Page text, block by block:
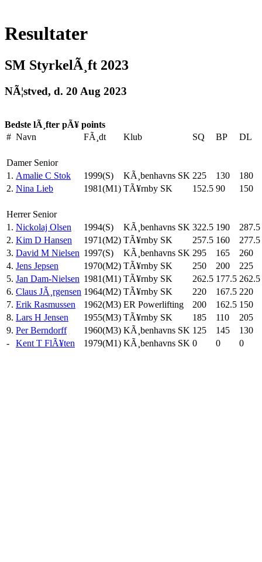
Resultater
SM StyrkelÃ¸ft 2023
NÃ¦stved, d. 20 Aug 2023
Bedste lÃ¸fter pÃ¥ points
# Navn FÃ¸dt Klub SQ BP DL
Damer Senior
1. Amalie C Stok 1999(S) KÃ¸benhavns SK 225 130
180
2. Nina Lieb 1981(M1) TÃ¥rnby SK 152.5 90 150
Herrer Senior
1. Nickolaj Olsen 1994(S) KÃ¸benhavns SK 322.5 190
287.5
2. Kim D Hansen 1971(M2) TÃ¥rnby SK 257.5 160
277.5
3. David M Nielsen 1997(S) KÃ¸benhavns SK 295 165
260
4. Jens Jepsen 1970(M2) TÃ¥rnby SK 250 200
225
5. Jan Dam-Nielsen 1981(M1) TÃ¥rnby SK 262.5 177.5 262.5
6. Claus JÃ¸rgensen 1964(M2) TÃ¥rnby SK 220 167.5 220
7. Erik Rasmussen 1962(M3) ER Powerlifting 200 162.5 150
8. Lars H Jensen 1955(M3) TÃ¥rnby SK 185 110
205
9. Per Berndorff 1960(M3) KÃ¸benhavns SK 125 145
130
-
Kent T FlÃ¥ten 1979(M1) KÃ¸benhavns SK 0 0 0